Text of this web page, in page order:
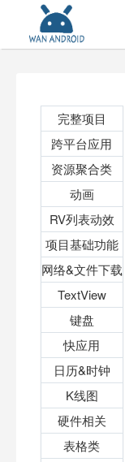
完整项目
跨平台应用
资源聚合类
动画
RV列表动效
项目基础功能
网络&文件下载
TextView
键盘
快应用
日历&时钟
K线图
硬件相关
表格类